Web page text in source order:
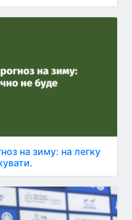
на зиму: на легку